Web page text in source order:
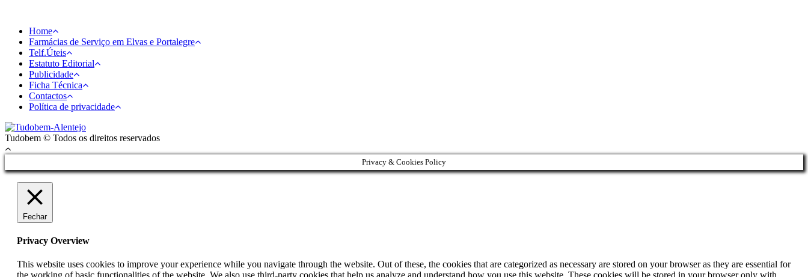
Home
Farmácias de Serviço em Elvas e Portalegre
Telf.Úteis
Estatuto Editorial
Publicidade
Ficha Técnica
Contactos
Política de privacidade
Tudobem © Todos os direitos reservados
Privacy & Cookies Policy
Fechar
Privacy Overview
This website uses cookies to improve your experience while you navigate through the website. Out of these, the cookies that are categorized as necessary are stored on your browser as they are essential for